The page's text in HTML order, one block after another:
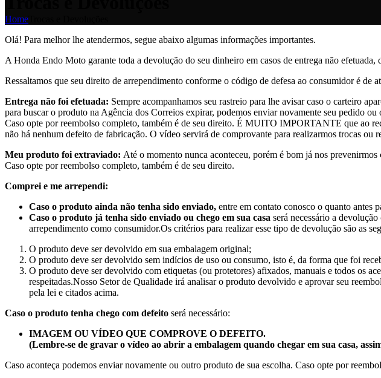
Home
Olá! Para melhor lhe atendermos, segue abaixo algumas informações importantes.
A Honda Endo Moto garante toda a devolução do seu dinheiro em casos de entrega não efetuada,
Ressaltamos que seu direito de arrependimento conforme o código de defesa ao consumidor é de
Entrega não foi efetuada: Sempre acompanhamos seu rastreio para lhe avisar caso o carteiro
para buscar o produto na Agência dos Correios expirar, podemos enviar novamente seu pedido
Caso opte por reembolso completo, também é de seu direito. É MUITO IMPORTANTE que ao
não há nenhum defeito de fabricação. O vídeo servirá de comprovante para realizarmos trocas
Meu produto foi extraviado: Até o momento nunca aconteceu, porém é bom já nos
Caso opte por reembolso completo, também é de seu direito.
Comprei e me arrependi:
Caso o produto ainda não tenha sido enviado, entre em contato conosco o quanto antes
Caso o produto já tenha sido enviado ou chego em sua casa será necessário a
arrependimento como consumidor.Os critérios para realizar esse tipo de devolução são as
O produto deve ser devolvido em sua embalagem original;
O produto deve ser devolvido sem indícios de uso ou consumo, isto é, da forma que foi
O produto deve ser devolvido com etiquetas (ou protetores) afixados, manuais e todos os
respeitadas.Nosso Setor de Qualidade irá analisar o produto devolvido e aprovar seu
pela lei e citados acima.
Caso o produto tenha chego com defeito será necessário:
IMAGEM OU VÍDEO QUE COMPROVE O DEFEITO.
(Lembre-se de gravar o vídeo ao abrir a embalagem quando chegar em sua casa,
Caso aconteça podemos enviar novamente ou outro produto de sua escolha. Caso opte por